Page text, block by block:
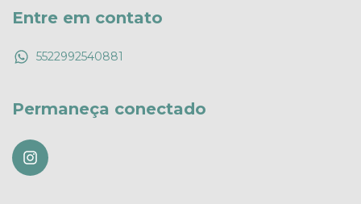
Entre em contato
5522992540881
Permaneça conectado